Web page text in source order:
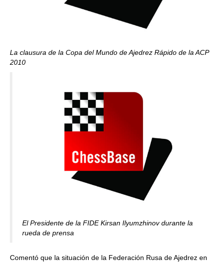
La clausura de la Copa del Mundo de Ajedrez Rápido de la ACP
2010
El Presidente de la FIDE Kirsan Ilyumzhinov durante la
rueda de prensa
Comentó que la situación de la Federación Rusa de Ajedrez en